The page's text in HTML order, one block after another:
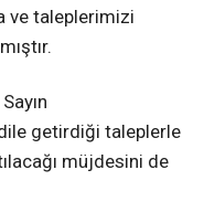
ve taleplerimizi
getirdiği taleplerle
müjdesini de